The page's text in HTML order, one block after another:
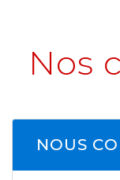
Nos
NOUS